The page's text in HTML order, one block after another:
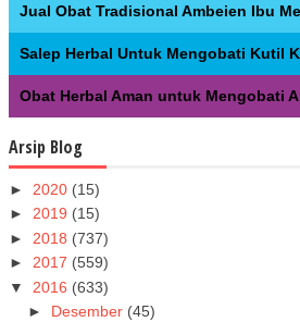
Jual Obat Tradisional Ambeien Ibu
Salep Herbal Untuk Mengobati Kutil
Obat Herbal Aman untuk Mengobati
Arsip Blog
► 2020 (15)
► 2019 (15)
► 2018 (737)
► 2017 (559)
▼ 2016 (633)
► Desember (45)